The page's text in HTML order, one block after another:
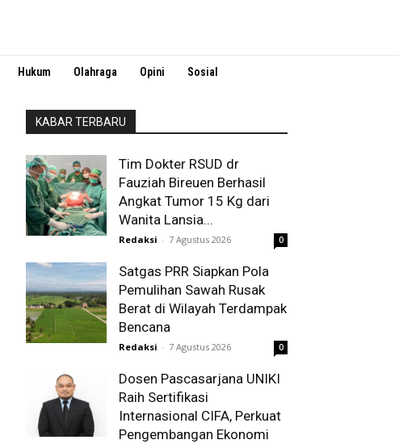
Hukum Olahraga Opini Sosial
KABAR TERBARU
Tim Dokter RSUD dr
Fauziah Bireuen Berhasil
Angkat Tumor 15 Kg dari
Wanita Lansia...
Redaksi - 7 Agustus 2026 0
Satgas PRR Siapkan Pola
Pemulihan Sawah Rusak
Berat di Wilayah Terdampak
Bencana
Redaksi - 7 Agustus 2026 0
Dosen Pascasarjana UNIKI
Raih Sertifikasi
Internasional CIFA, Perkuat
Pengembangan Ekonomi